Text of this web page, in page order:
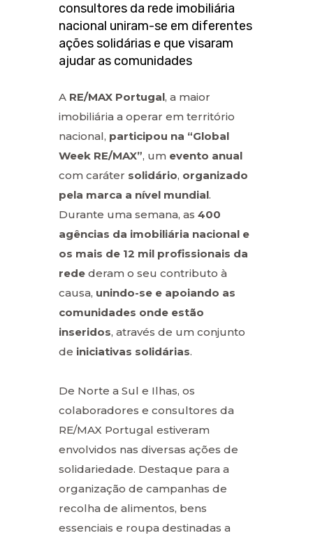
consultores da rede imobiliária
nacional uniram-se em diferentes
ações solidárias e que visaram
ajudar as comunidades
A RE/MAX Portugal, a maior
imobiliária a operar em território
nacional, participou na “Global
Week RE/MAX”, um evento anual
com caráter solidário, organizado
pela marca a nível mundial.
Durante uma semana, as 400
agências da imobiliária nacional e
os mais de 12 mil profissionais da
rede deram o seu contributo à
causa, unindo-se e apoiando as
comunidades onde estão
inseridos, através de um conjunto
de iniciativas solidárias.
De Norte a Sul e Ilhas, os
colaboradores e consultores da
RE/MAX Portugal estiveram
envolvidos nas diversas ações de
solidariedade. Destaque para a
organização de campanhas de
recolha de alimentos, bens
essenciais e roupa destinadas a